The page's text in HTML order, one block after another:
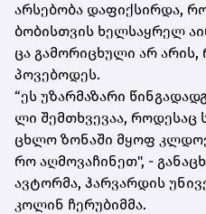
არ­სე­ბო­ბა და­ფიქ­სირ­და,
ბო­ბის­თვის ხელ­საყ­რელ
ცა გა­მო­რი­ცხუ­ლი არ არის,
პო­ვე­ბო­დეს.
“ეს უზარ­მა­ზა­რი
ლი შემ­თხვე­ვაა, რო­დე­საც
ცხლო ზო­ნა­ში მყოფ
რო აღ­მო­ვა­ჩი­ნეთ", -
ავ­ტორ­მა, ჰარ­ვარ­დის
კო­ლინ ჩე­რუ­ბიმ­მა.